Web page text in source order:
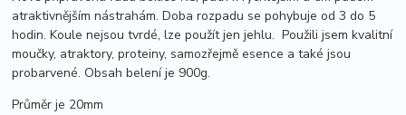
atraktivnějším nástrahám. Doba rozpadu se pohybuje od 3 do 5
hodin. Koule nejsou tvrdé, lze použít jen jehlu. Použili jsem kvalitní
moučky, atraktory, proteiny, samozřejmě esence a také jsou
probarvené. Obsah belení je 900g.
Průměr je 20mm